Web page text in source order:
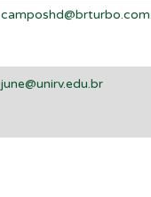
june@unirv.edu.br